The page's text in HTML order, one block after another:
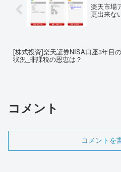
楽天市場
更出来な
[株式投資]楽天証券NISA口座3年目
状況_非課税の恩恵は？
コメント
コメントを